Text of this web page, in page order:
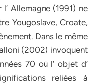
Allemagne (1991) ne
Yougoslave, Croate,
Dans le même
(2002) invoquent
70 où l’ objet d’
reliées à